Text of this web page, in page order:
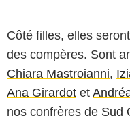
Côté filles, elles
des compères. Sont
Chiara Mastroianni,
Ana Girardot et
nos confrères de Sud